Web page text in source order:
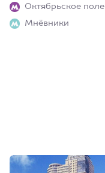
Октябрьское поле
Мнёвники